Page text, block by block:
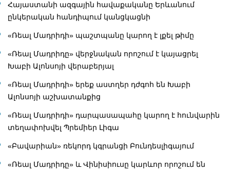
Հայաստանի ազգային հավաքականը Երևանում
ընկերական հանդիպում կանցկացնի
«Ռեալ Մադրիդի» պաշտպանը կարող է լքել թիմը
«Ռեալ Մադրիդը» վերջնական որոշում է կայացրել
Խաբի Ալոնսոյի վերաբերյալ
«Ռեալ Մադրիդի» երեք աստղեր դժգոհ են Խաբի
Ալոնսոյի աշխատանքից
«Ռեալ Մադրիդի» դարպասապահը կարող է հունվարին
տեղափոխվել Պրեմիեր Լիգա
«Բավարիան» ռեկորդ կգրանցի Բունդեսլիգայում
«Ռեալ Մադրիդը» և Վինիսիուսը կարևոր որոշում են